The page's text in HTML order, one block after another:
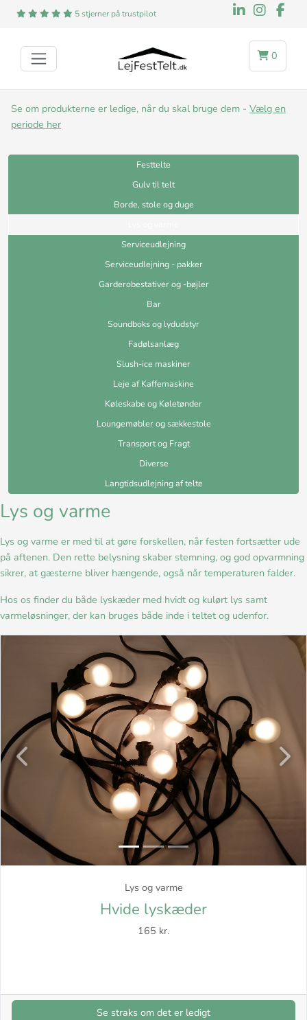
5 stjerner på trustpilot
0
Se om produkterne er ledige, når du skal bruge dem - Vælg en
periode her
Festtelte
Gulv til telt
Borde, stole og duge
Serviceudlejning
Serviceudlejning - pakker
Garderobestativer og -bøjler
Bar
Soundboks og lydudstyr
Fadølsanlæg
Slush-ice maskiner
Leje af Kaffemaskine
Køleskabe og Køletønder
Loungemøbler og sækkestole
Transport og Fragt
Diverse
Langtidsudlejning af telte
Lys og varme
Lys og varme er med til at gøre forskellen, når festen fortsætter ude
på aftenen. Den rette belysning skaber stemning, og god opvarmning
sikrer, at gæsterne bliver hængende, også når temperaturen falder.
Hos os finder du både lyskæder med hvidt og kulørt lys samt
varmeløsninger, der kan bruges både inde i teltet og udenfor.
Previous Next
Lys og varme
Hvide lyskæder
165 kr.
Se straks om det er ledigt